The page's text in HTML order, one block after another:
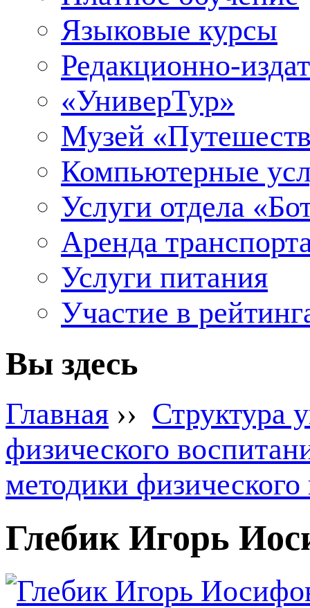
Языковые курсы
Редакционно-
«УниверТур»
Музей
Компьютерные
Услуги отдела
Аренда
Услуги питания
Участие в
Вы здесь
Главная ›› Структура
физического
методики
Глебик Игорь